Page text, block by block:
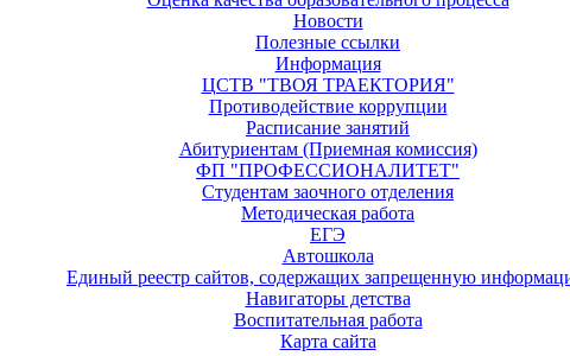
Новости
Полезные ссылки
Информация
ЦСТВ "ТВОЯ ТРАЕКТОРИЯ"
Противодействие коррупции
Расписание занятий
Абитуриентам (Приемная комиссия)
ФП "ПРОФЕССИОНАЛИТЕТ"
Студентам заочного отделения
Методическая работа
ЕГЭ
Автошкола
Единый реестр сайтов, содержащих запрещенную
Навигаторы детства
Воспитательная работа
Карта сайта